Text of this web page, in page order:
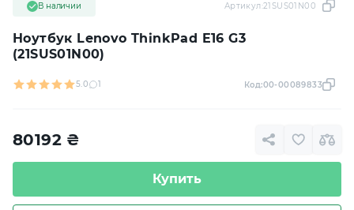
Ноутбук Lenovo ThinkPad E16 G3
(21SUS01N00)
В наличии Артикул:21SUS01N00
5.0 1 Код:00-00089833
80192 ₴
Купить